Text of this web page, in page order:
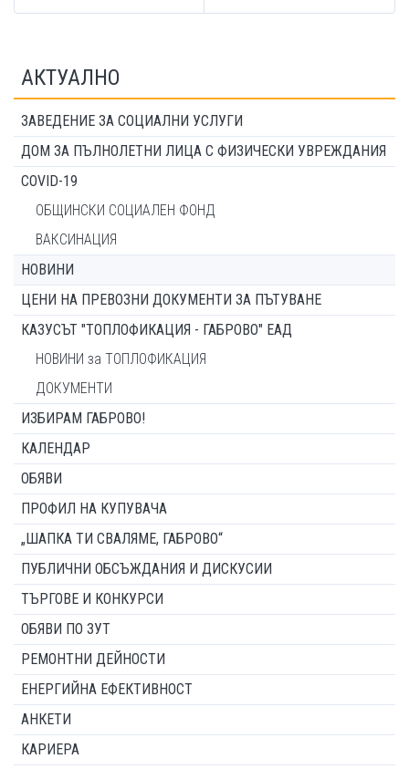
АКТУАЛНО
ЗАВЕДЕНИЕ ЗА СОЦИАЛНИ УСЛУГИ
ДОМ ЗА ПЪЛНОЛЕТНИ ЛИЦА С ФИЗИЧЕСКИ УВРЕЖДАНИЯ
COVID-19
ОБЩИНСКИ СОЦИАЛЕН ФОНД
ВАКСИНАЦИЯ
НОВИНИ
ЦЕНИ НА ПРЕВОЗНИ ДОКУМЕНТИ ЗА ПЪТУВАНЕ
КАЗУСЪТ "ТОПЛОФИКАЦИЯ - ГАБРОВО" ЕАД
НОВИНИ за ТОПЛОФИКАЦИЯ
ДОКУМЕНТИ
ИЗБИРАМ ГАБРОВО!
КАЛЕНДАР
ОБЯВИ
ПРОФИЛ НА КУПУВАЧА
„ШАПКА ТИ СВАЛЯМЕ, ГАБРОВО“
ПУБЛИЧНИ ОБСЪЖДАНИЯ И ДИСКУСИИ
ТЪРГОВЕ И КОНКУРСИ
ОБЯВИ ПО ЗУТ
РЕМОНТНИ ДЕЙНОСТИ
ЕНЕРГИЙНА ЕФЕКТИВНОСТ
АНКЕТИ
КАРИЕРА